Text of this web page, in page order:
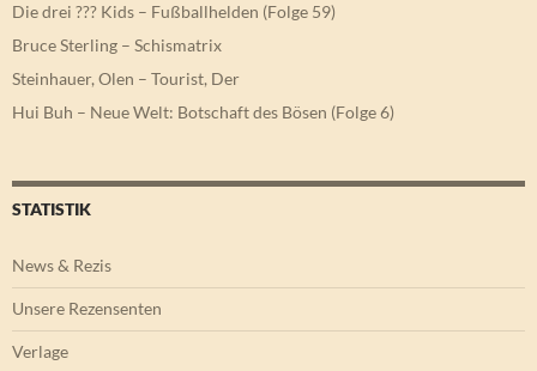
Die drei ??? Kids – Fußballhelden (Folge 59)
Bruce Sterling – Schismatrix
Steinhauer, Olen – Tourist, Der
Hui Buh – Neue Welt: Botschaft des Bösen (Folge 6)
STATISTIK
News & Rezis
Unsere Rezensenten
Verlage